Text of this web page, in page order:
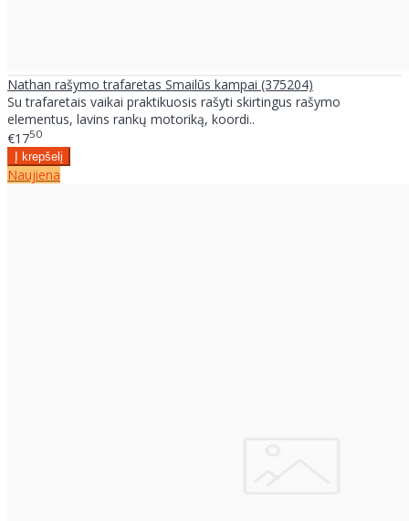
Nathan rašymo trafaretas Smailūs kampai (375204)
Su trafaretais vaikai praktikuosis rašyti skirtingus rašymo
elementus, lavins rankų motoriką, koordi..
€1750
Naujiena